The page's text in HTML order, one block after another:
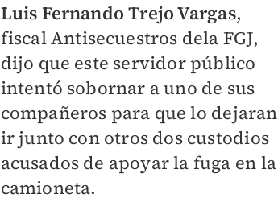
Luis Fernando Trejo Vargas,
fiscal Antisecuestros dela FGJ,
dijo que este servidor público
intentó sobornar a uno de sus
compañeros para que lo dejaran
ir junto con otros dos custodios
acusados de apoyar la fuga en la
camioneta.